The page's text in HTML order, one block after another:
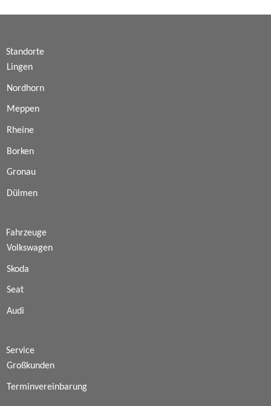
Standorte
Lingen
Nordhorn
Meppen
Rheine
Borken
Gronau
Dülmen
Fahrzeuge
Volkswagen
Skoda
Seat
Audi
Service
Großkunden
Terminvereinbarung